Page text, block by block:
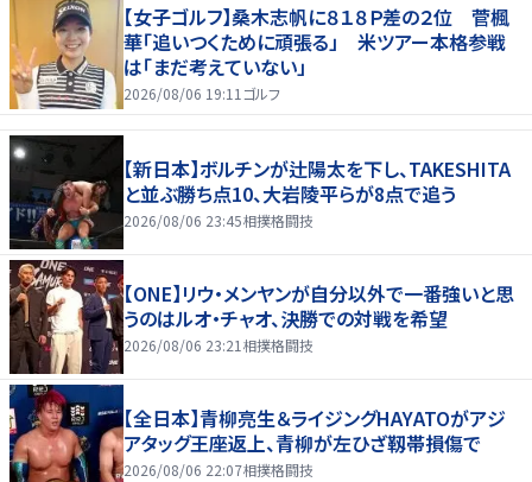
【女子ゴルフ】桑木志帆に８１８Ｐ差の２位 菅楓
華「追いつくために頑張る」 米ツアー本格参戦
は「まだ考えていない」
2026/08/06 19:11 ゴルフ
【新日本】ボルチンが辻陽太を下し、TAKESHITA
と並ぶ勝ち点10、大岩陵平らが8点で追う
2026/08/06 23:45相撲格闘技
【ONE】リウ・メンヤンが自分以外で一番強いと思
うのはルオ・チャオ、決勝での対戦を希望
2026/08/06 23:21 相撲格闘技
【全日本】青柳亮生＆ライジングHAYATOがアジ
アタッグ王座返上、青柳が左ひざ靱帯損傷で
2026/08/06 22:07相撲格闘技